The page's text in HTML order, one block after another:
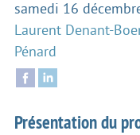
samedi 16
Laurent Denant-
Pénard
Présentation du